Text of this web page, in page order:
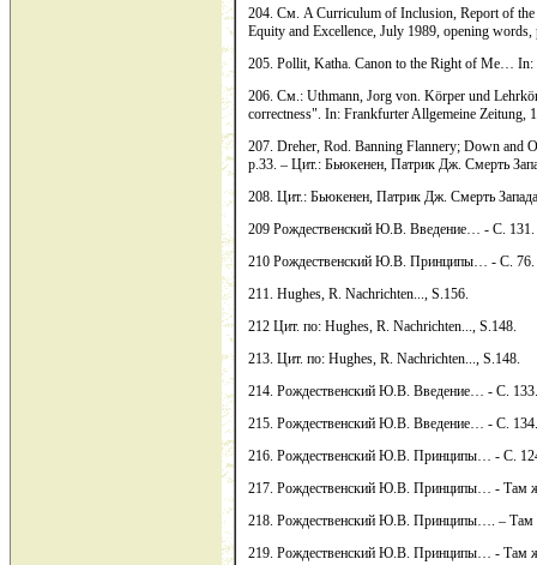
204. См. A Curriculum of Inclusion, Report of the
Equity and Excellence, July 1989, opening words,
205. Pollit, Katha. Canon to the Right of Me… In:
206. См.: Uthmann, Jorg von. Körper und
correctness". In: Frankfurter Allgemeine Zeitung,
207. Dreher, Rod. Banning Flannery; Down and
p.33. – Цит.: Бьюкенен, Патрик Дж. Смерть
208. Цит.: Бьюкенен, Патрик Дж. Смерть
209 Рождественский Ю.В. Введение… - С. 131.
210 Рождественский Ю.В. Принципы… - С. 76.
211. Hughes, R. Nachrichten..., S.156.
212 Цит. по: Hughes, R. Nachrichten..., S.148.
213. Цит. по: Hughes, R. Nachrichten..., S.148.
214. Рождественский Ю.В. Введение… - С. 133.
215. Рождественский Ю.В. Введение… - С. 134.
216. Рождественский Ю.В. Принципы… - С.
217. Рождественский Ю.В. Принципы… - Там
218. Рождественский Ю.В. Принципы…. – Там
219. Рождественский Ю.В. Принципы… - Там